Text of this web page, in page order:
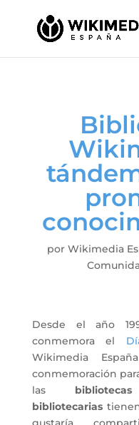
porWikimedia
Desde el año
conmemora el
Wikimedia
conmemoración
las
bibliotecariastienen